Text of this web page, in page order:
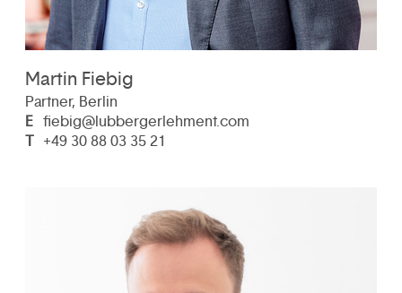
Martin Fiebig
Partner, Berlin
E fiebig@lubbergerlehment.com
T +49 30 88 03 35 21